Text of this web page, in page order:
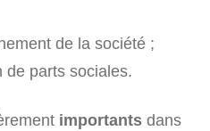
de la société ;
de parts sociales.
importants dans